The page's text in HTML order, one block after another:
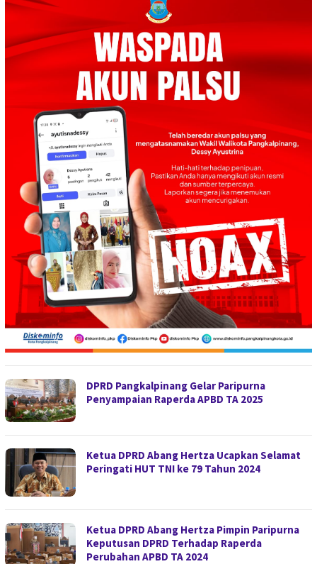
DPRD Pangkalpinang Gelar Paripurna
Penyampaian Raperda APBD TA 2025
Ketua DPRD Abang Hertza Ucapkan Selamat
Peringati HUT TNI ke 79 Tahun 2024
Ketua DPRD Abang Hertza Pimpin Paripurna
Keputusan DPRD Terhadap Raperda
Perubahan APBD TA 2024